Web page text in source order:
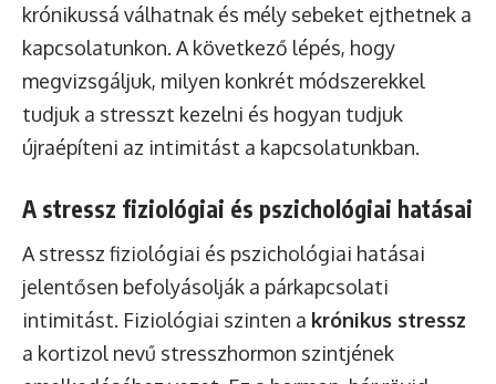
krónikussá válhatnak és mély sebeket ejthetnek a
kapcsolatunkon. A következő lépés, hogy
megvizsgáljuk, milyen konkrét módszerekkel
tudjuk a stresszt kezelni és hogyan tudjuk
újraépíteni az intimitást a kapcsolatunkban.
A stressz fiziológiai és pszichológiai hatásai
A stressz fiziológiai és pszichológiai hatásai
jelentősen befolyásolják a párkapcsolati
intimitást. Fiziológiai szinten a krónikus stressz
a kortizol nevű stresszhormon szintjének